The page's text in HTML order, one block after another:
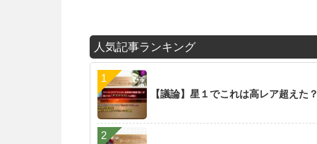
人気記事ランキング
【議論】星１でこれは高レア超えた？